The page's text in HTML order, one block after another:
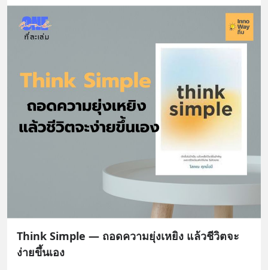
Think Simple — ถอดความยุ่งเหยิง แล้วชีวิตจะ
ง่ายขึ้นเอง